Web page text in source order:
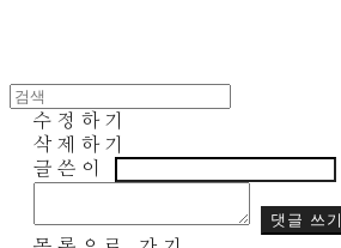
수정하기
삭제하기
글쓴이
댓글 쓰기